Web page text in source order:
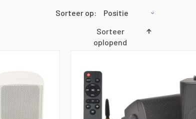
Sorteer op
Sorteer
oplopend